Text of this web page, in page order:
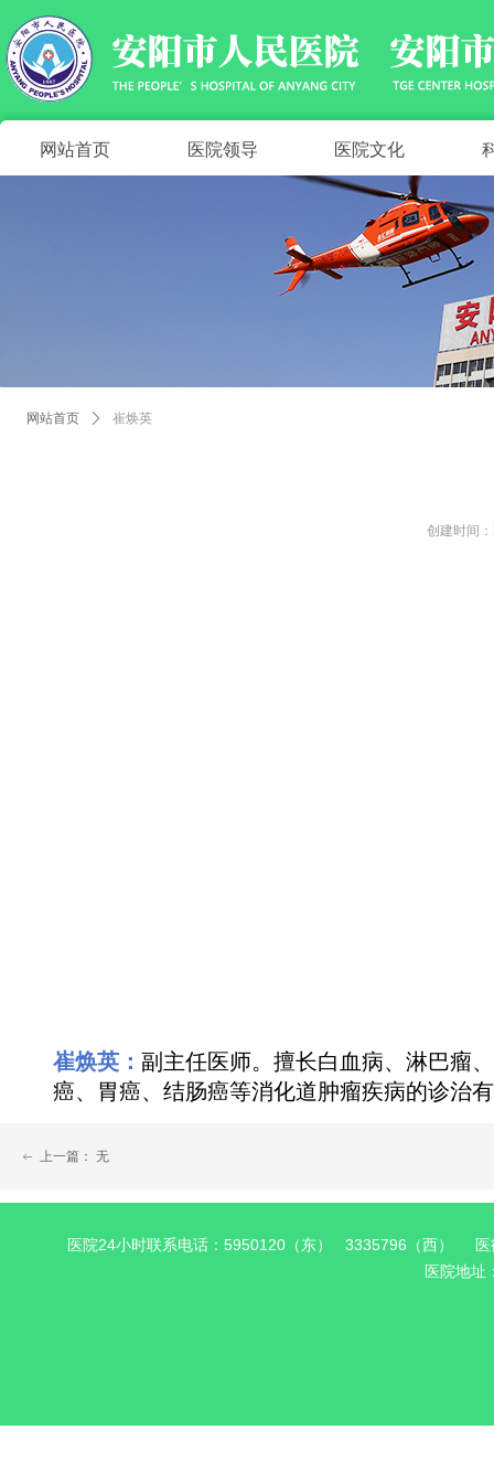
网站首页 医院领导 医院文化
网站首页 ꄲ 崔焕英
崔焕英： 副主任医师。擅长白血病、淋巴瘤
癌、胃癌、结肠癌等消化道肿瘤疾病的诊治
创建时间：
ꂃ 上一篇： 无
医院24小时联系电话：5950120（东） 3335796（西）
医院地